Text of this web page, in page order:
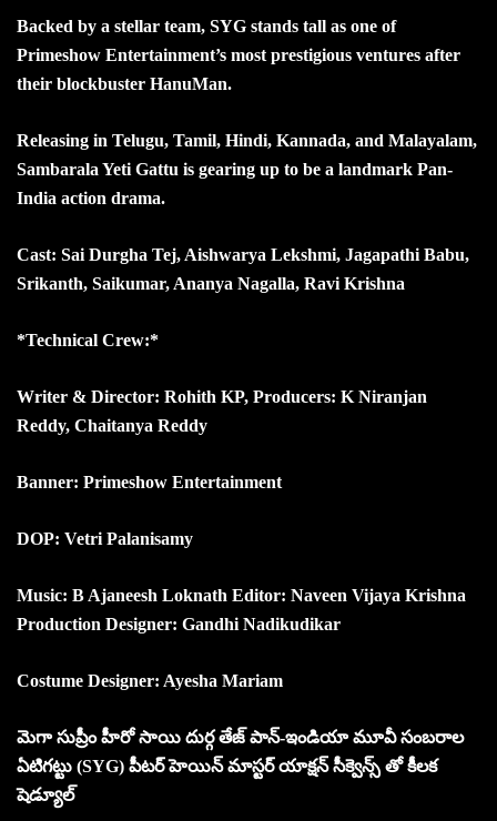
Backed by a stellar team, SYG stands tall as one of
Primeshow Entertainment’s most prestigious ventures after
their blockbuster HanuMan.
Releasing in Telugu, Tamil, Hindi, Kannada, and Malayalam,
Sambarala Yeti Gattu is gearing up to be a landmark Pan-
India action drama.
Cast: Sai Durgha Tej, Aishwarya Lekshmi, Jagapathi Babu,
Srikanth, Saikumar, Ananya Nagalla, Ravi Krishna
*Technical Crew:*
Writer & Director: Rohith KP, Producers: K Niranjan
Reddy, Chaitanya Reddy
Banner: Primeshow Entertainment
DOP: Vetri Palanisamy
Music: B Ajaneesh Loknath Editor: Naveen Vijaya Krishna
Production Designer: Gandhi Nadikudikar
Costume Designer: Ayesha Mariam
మెగా సుప్రీం హీరో సాయి దుర్గ తేజ్ పాన్-ఇండియా మూవీ సంబరాల
ఏటిగట్టు (SYG) పీటర్ హెయిన్ మాస్టర్ యాక్షన్ సీక్వెన్స్ తో కీలక
షెడ్యూల్